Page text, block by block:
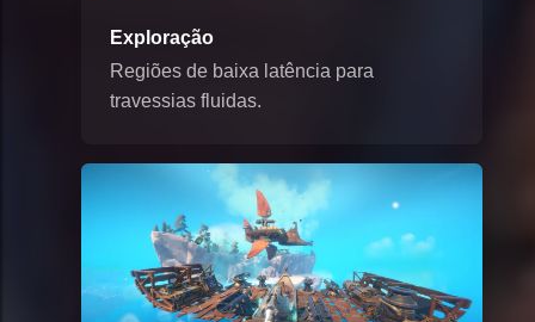
Exploração
Regiões de baixa latência para
travessias fluidas.